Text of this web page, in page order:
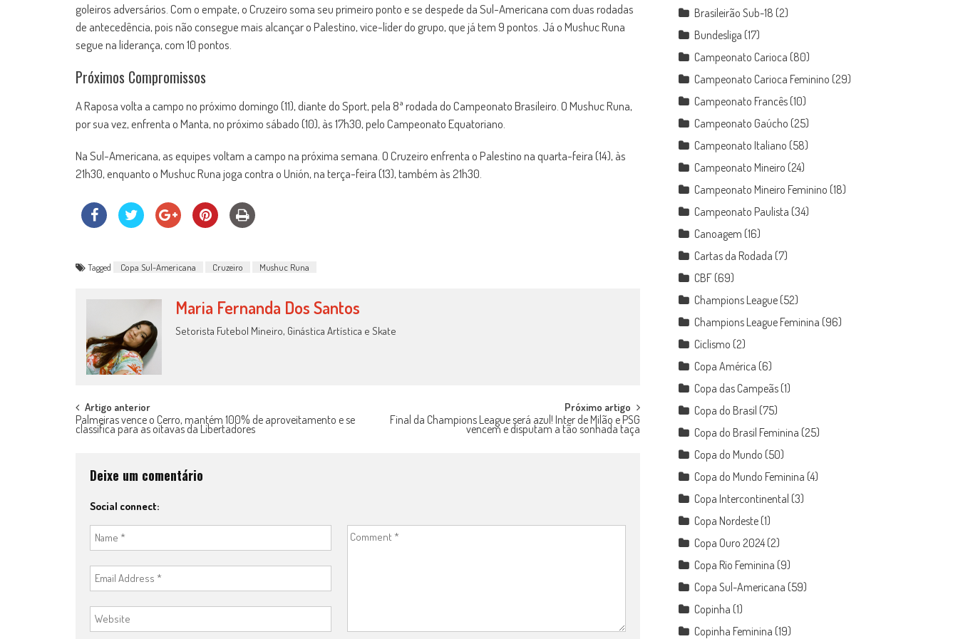
goleiros adversários. Com o empate, o Cruzeiro soma seu primeiro ponto e se despede da Sul-Americana com duas rodadas
de antecedência, pois não consegue mais alcançar o Palestino, vice-líder do grupo, que já tem 9 pontos. Já o Mushuc Runa
segue na liderança, com 10 pontos.
Próximos Compromissos
A Raposa volta a campo no próximo domingo (11), diante do Sport, pela 8ª rodada do Campeonato Brasileiro. O Mushuc Runa,
por sua vez, enfrenta o Manta, no próximo sábado (10), às 17h30, pelo Campeonato Equatoriano.
Na Sul-Americana, as equipes voltam a campo na próxima semana. O Cruzeiro enfrenta o Palestino na quarta-feira (14), às
21h30, enquanto o Mushuc Runa joga contra o Unión, na terça-feira (13), também às 21h30.
Tagged Copa Sul-Americana Cruzeiro Mushuc Runa
Maria Fernanda Dos Santos
Setorista Futebol Mineiro, Ginástica Artística e Skate
Post
navigation
Artigo anterior
Palmeiras vence o Cerro, mantém 100% de aproveitamento e se
classifica para as oitavas da Libertadores
Próximo artigo
Final da Champions League será azul! Inter de Milão e PSG
vencem e disputam a tão sonhada taça
Deixe um comentário
Social connect:
Brasileirão Sub-18 (2)
Bundesliga (17)
Campeonato Carioca (80)
Campeonato Carioca Feminino (29)
Campeonato Francês (10)
Campeonato Gaúcho (25)
Campeonato Italiano (58)
Campeonato Mineiro (24)
Campeonato Mineiro Feminino (18)
Campeonato Paulista (34)
Canoagem (16)
Cartas da Rodada (7)
CBF (69)
Champions League (52)
Champions League Feminina (96)
Ciclismo (2)
Copa América (6)
Copa das Campeãs (1)
Copa do Brasil (75)
Copa do Brasil Feminina (25)
Copa do Mundo (50)
Copa do Mundo Feminina (4)
Copa Intercontinental (3)
Copa Nordeste (1)
Copa Ouro 2024(2)
Copa Rio Feminina (9)
Copa Sul-Americana (59)
Copinha (1)
Copinha Feminina (19)